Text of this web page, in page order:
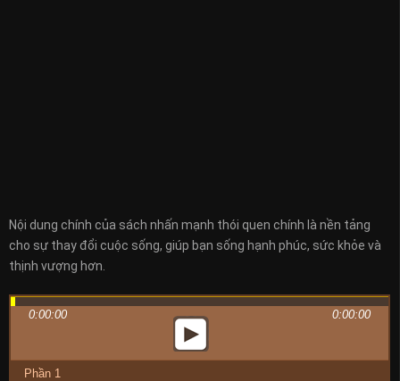
Nội dung chính của sách nhấn mạnh thói quen chính là nền tảng
cho sự thay đổi cuộc sống, giúp bạn sống hạnh phúc, sức khỏe và
thịnh vượng hơn.
0:00:00 0:00:00
Phần 1